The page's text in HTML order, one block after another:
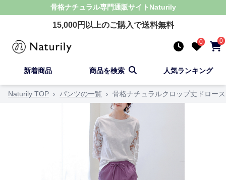
骨格ナチュラル専門通販サイト Naturily
15,000円以上のご購入で送料無料
0 0
新着商品 商品を検索 人気ランキング
Naturily TOP › パンツの一覧 › 骨格ナチュラルクロップ丈ドロー